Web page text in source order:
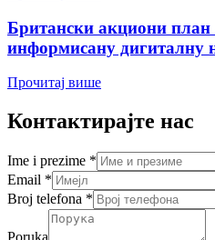
Британски акциони план
информисану дигиталну
Прочитај више
Контактирајте нас
Ime i prezime *
Email *
Broj telefona *